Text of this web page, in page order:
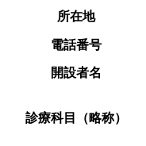
所在地
電話番号
開設者名
診療科目（略称）